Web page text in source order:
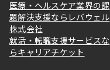
医療・ヘルスケア業界の課
題解決支援ならレバウェル
株式会社
就活・転職支援サービスな
らキャリアチケット